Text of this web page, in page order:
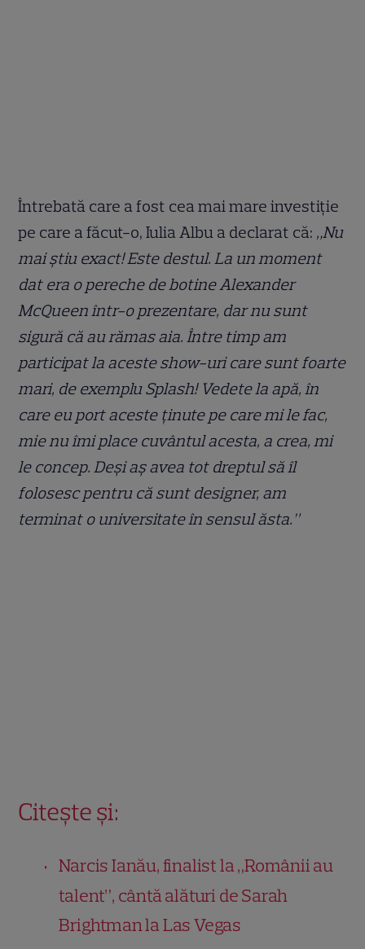
Întrebată care a fost cea mai mare investiție
pe care a făcut-o, Iulia Albu a declarat că: „Nu
mai știu exact! Este destul. La un moment
dat era o pereche de botine Alexander
McQueen într-o prezentare, dar nu sunt
sigură că au rămas aia. Între timp am
participat la aceste show-uri care sunt foarte
mari, de exemplu Splash! Vedete la apă, în
care eu port aceste ținute pe care mi le fac,
mie nu îmi place cuvântul acesta, a crea, mi
le concep. Deși aș avea tot dreptul să îl
folosesc pentru că sunt designer, am
terminat o universitate în sensul ăsta.”
Citește și:
Narcis Ianău, finalist la „Românii au
talent”, cântă alături de Sarah
Brightman la Las Vegas